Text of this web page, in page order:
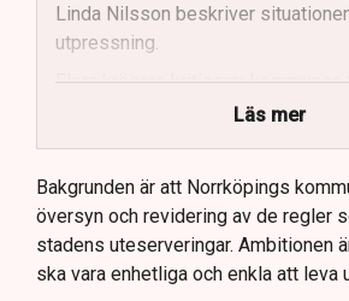
Linda Nilsson beskriver
utpressning.
Flera krögare kritiserar
Kommunen vill skapa enhetliga
uteserveringar.
Lindas Kula ställer in
sommaren.
Läs mer
Bakgrunden är att Norrköpings
översyn och revidering av de regler
stadens uteserveringar. Ambitionen
ska vara enhetliga och enkla att leva